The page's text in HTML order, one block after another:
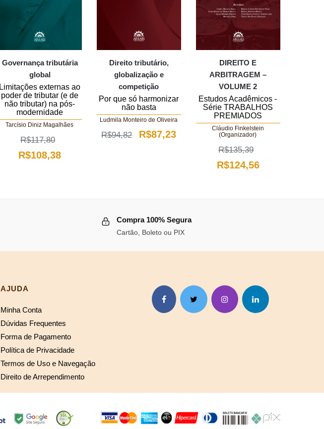
Governança tributária
global
Limitações externas ao
poder de tributar (e de
não tributar) na pós-
modernidade
Tarcísio Diniz Magalhães
R$117,80
O
R$108,38O
R$108,38.
Direito tributário,
globalização e
competição
Por que só harmonizar
não basta
Ludmila Monteiro de Oliveira
R$94,82
O
R$87,23O
DIREITO E
ARBITRAGEM –
VOLUME 2
Estudos Acadêmicos -
Série TRABALHOS
PREMIADOS
Cláudio Finkelstein
(Organizador)
R$135,39
O
R$124,56O
Compra 100% Segura
Cartão, Boleto ou PIX
AJUDA
Minha Conta
Dúvidas Frequentes
Forma de Pagamento
Política de Privacidade
Termos de Uso e Navegação
Direito de Arrependimento